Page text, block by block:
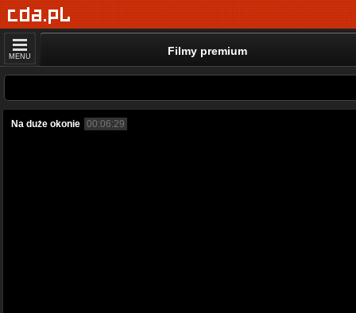
MENU Filmy premium
Na duże okonie 00:06:29